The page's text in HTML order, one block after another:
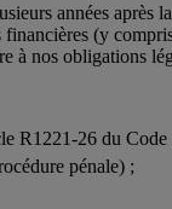
années
(y
à nos obligations
R1221-26 du
pénale) ;